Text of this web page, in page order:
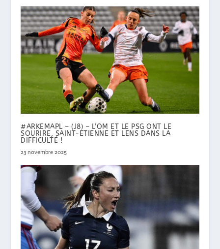
#ARKEMAPL – (J8) – L’OM ET LE PSG ONT LE
SOURIRE, SAINT-ETIENNE ET LENS DANS LA
DIFFICULTÉ !
23 novembre 2025